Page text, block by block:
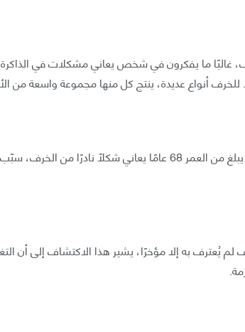
غالبًا ما يفكرون في شخص يعاني مشكلات في الذاكرة.
للخرف أنواع عديدة، ينتج كل منها مجموعة واسعة من
وصفت دراسة حالة حديثة رجلًا يبلغ من العمر 68 عامًا يعاني
لم يُعترف به إلا مؤخرًا، يشير هذا الاكتشاف إلى أن